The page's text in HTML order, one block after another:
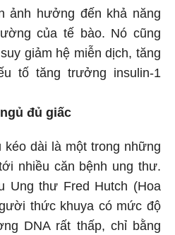
ảnh hưởng đến khả năng
của tế bào. Nó cũng
giảm hệ miễn dịch, tăng
tố tăng trưởng insulin-1
đủ giấc
dài là một trong những
nhiều căn bệnh ung thư.
Ung thư Fred Hutch (Hoa
thức khuya có mức độ
DNA rất thấp, chỉ bằng